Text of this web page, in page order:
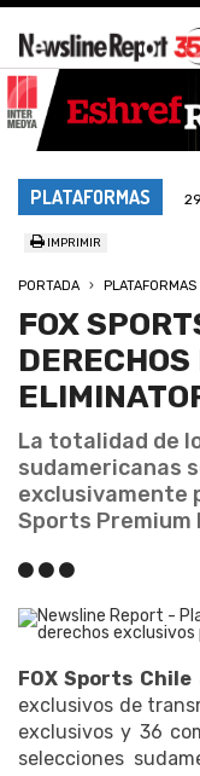
PLATAFORMAS
IMPRIMIR
PORTADA PLATAFORMAS
FOX
La totalidad de
sudamericanas
exclusivamente
Sports Premium
FOX Sports Chile
exclusivos de
exclusivos y 36
selecciones